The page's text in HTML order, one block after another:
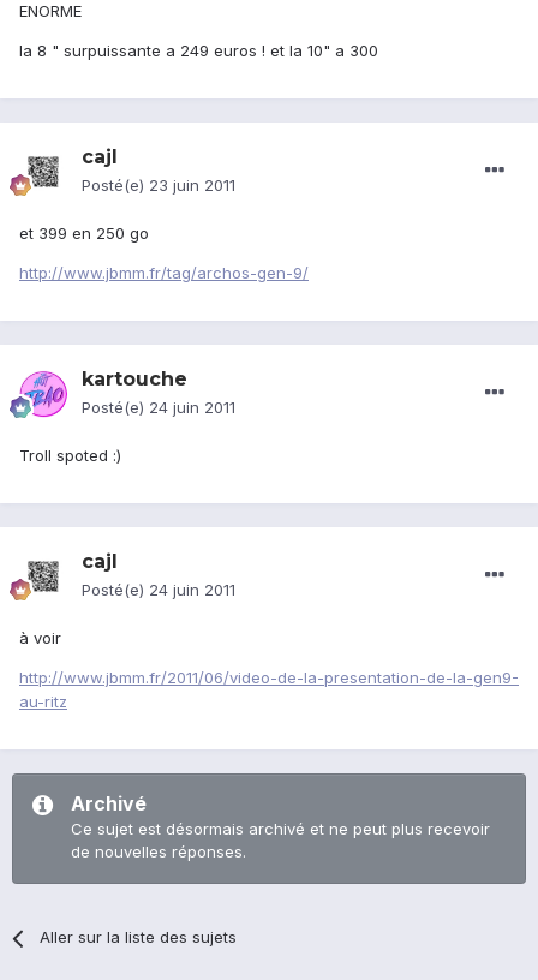
ENORME
la 8 " surpuissante a 249 euros ! et la 10" a 300
cajl
Posté(e) 23 juin 2011
et 399 en 250 go
http://www.jbmm.fr/tag/archos-gen-9/
kartouche
Posté(e) 24 juin 2011
Troll spoted :)
cajl
Posté(e) 24 juin 2011
à voir
http://www.jbmm.fr/2011/06/video-de-la-presentation-de-la-gen9-
au-ritz
Archivé
Ce sujet est désormais archivé et ne peut plus recevoir
de nouvelles réponses.
Aller sur la liste des sujets